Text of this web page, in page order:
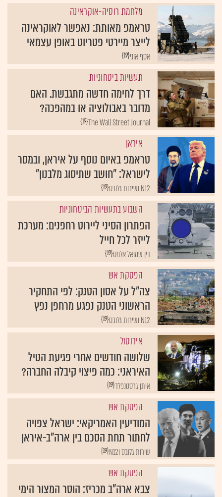
מלחמת רוסיה-אוקראינה
טראמפ מאותת: נאפשר לאוקראינה
לייצר מיירטי פטריוט באופן עצמאי
{19}אסף אוני
תעשיות ביטחוניות
דרך לחימה חדשה מתגבשת. האם
מדובר באבולוציה או במהפכה?
{19}The Wall Street Journal
איראן
טראמפ באיום נוסף על איראן, ובמסר
לישראל: "חושב שתיסוג מלבנון"
{19} N12 ושירות גלובס
השבוע בתעשיות הביטחוניות
הפתרון הסיני ליירוט רחפנים: מערכת
לייזר לכל חייל
{19}דין שמואל אלמס
הפסקת אש
צה"ל על אסון הטנק: לפי התחקיר
הראשוני הטנק נפגע מרחפן נפץ
{19} N12 ושירות גלובס
אירוסול
שלושה חודשים אחרי פגיעת הטיל
האיראני: כמה פיצוי קיבלה החברה?
{19}איתן גרסטנפלד
הפסקת אש
המודיעין האמריקאי: ישראל צפויה
לחתור תחת הסכם בין ארה"ב-איראן
{19} שירות גלובס וN12
הפסקת אש
צבא ארה"ב מכריז: הוסר המצור הימי